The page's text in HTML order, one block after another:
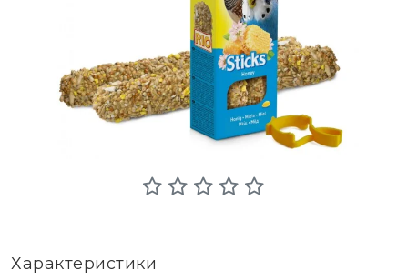
Характеристики